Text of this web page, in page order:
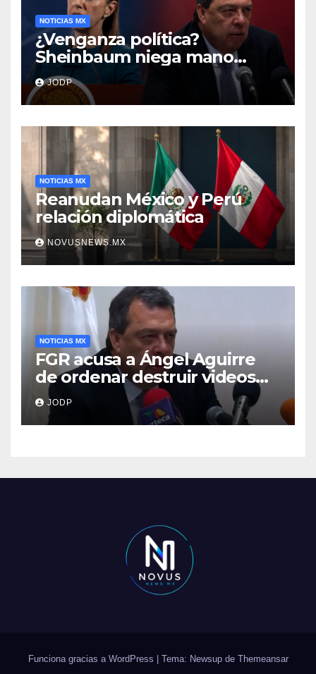
NOTICIAS MX
¿Venganza política?
Sheinbaum niega mano
negra en captura de Ángel
Aguirre
JODP
NOTICIAS MX
Reanudan México y Perú
relación diplomática
NOVUSNEWS.MX
NOTICIAS MX
FGR acusa a Ángel Aguirre
de ordenar destruir videos
clave del caso Ayotzinapa
JODP
Funciona gracias a WordPress Tema: Newsup de Themeansar